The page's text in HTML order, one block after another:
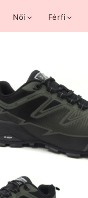
Női Férfi